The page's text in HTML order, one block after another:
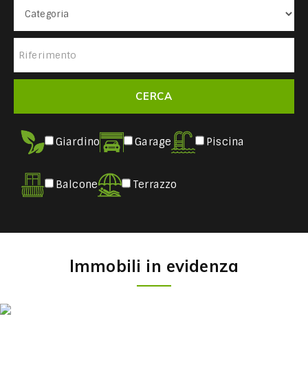
Giardino Garage Piscina
Balcone Terrazzo
Immobili in evidenza